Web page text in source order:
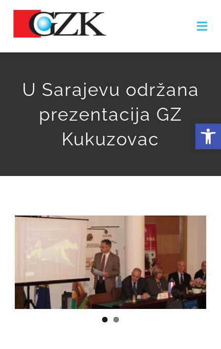
Skip
O NAMA
PODUZETNICI
KONTAKT
U Sarajevu održana
prezentacija GZ
Kukuzovac
Image